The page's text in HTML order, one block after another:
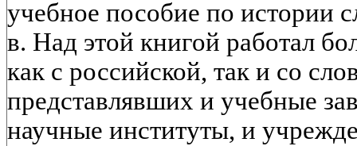
учебное пособие по истории
в. Над этой книгой работал
как с российской, так и со
представлявших и учебные
научные институты, и